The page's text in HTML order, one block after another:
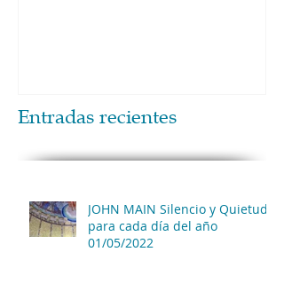
Entradas recientes
JOHN MAIN Silencio y Quietud
para cada día del año
01/05/2022